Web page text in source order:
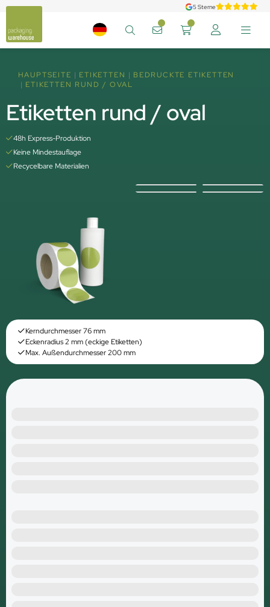
5 Sterne
HAUPTSEITE ETIKETTEN
BEDRUCKTE ETIKETTEN
ETIKETTEN RUND / OVAL
Etiketten rund / oval
48h Express-Produktion
Keine Mindestauflage
Recycelbare Materialien
Kerndurchmesser 76 mm
Eckenradius 2 mm (eckige Etiketten)
Max. Außendurchmesser 200 mm